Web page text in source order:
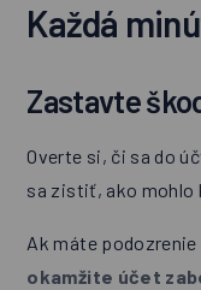
Každá
Zastavte
Overte si, či sa do
sa zistiť, ako mohlo
Ak máte
okamžite účet